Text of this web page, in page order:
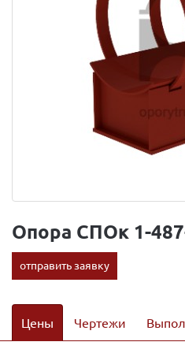
Опора СПОк 1-
отправить заявку
Цены Чертежи